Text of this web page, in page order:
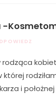
-
której
i